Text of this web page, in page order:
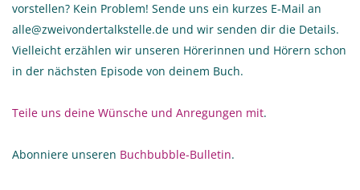
vorstellen? Kein Problem! Sende uns ein kurzes E-Mail an
alle@zweivondertalkstelle.de und wir senden dir die Details.
Vielleicht erzählen wir unseren Hörerinnen und Hörern schon
in der nächsten Episode von deinem Buch.
Teile uns deine Wünsche und Anregungen mit.
Abonniere unseren Buchbubble-Bulletin.